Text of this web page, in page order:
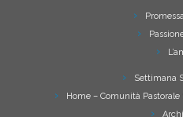
Settimana
Home – Comunità